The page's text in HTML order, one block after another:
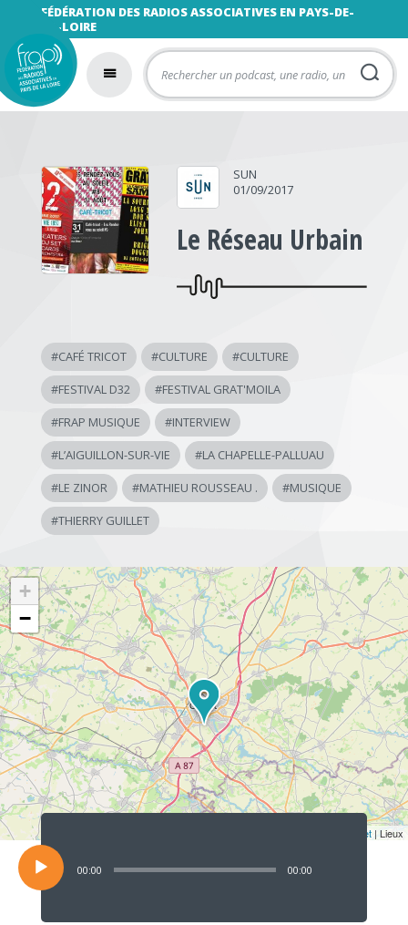
FÉDÉRATION DES RADIOS ASSOCIATIVES EN PAYS-DE-
LA-LOIRE
SUN
01/09/2017
Le Réseau Urbain
#CAFÉ TRICOT #CULTURE #CULTURE
#FESTIVAL D32 #FESTIVAL GRAT'MOILA
#FRAP MUSIQUE #INTERVIEW
#L’AIGUILLON-SUR-VIE #LA CHAPELLE-PALLUAU
#LE ZINOR #MATHIEU ROUSSEAU . #MUSIQUE
#THIERRY GUILLET
+
−
Leaflet | Lieux
Lecteur
00:00 00:00